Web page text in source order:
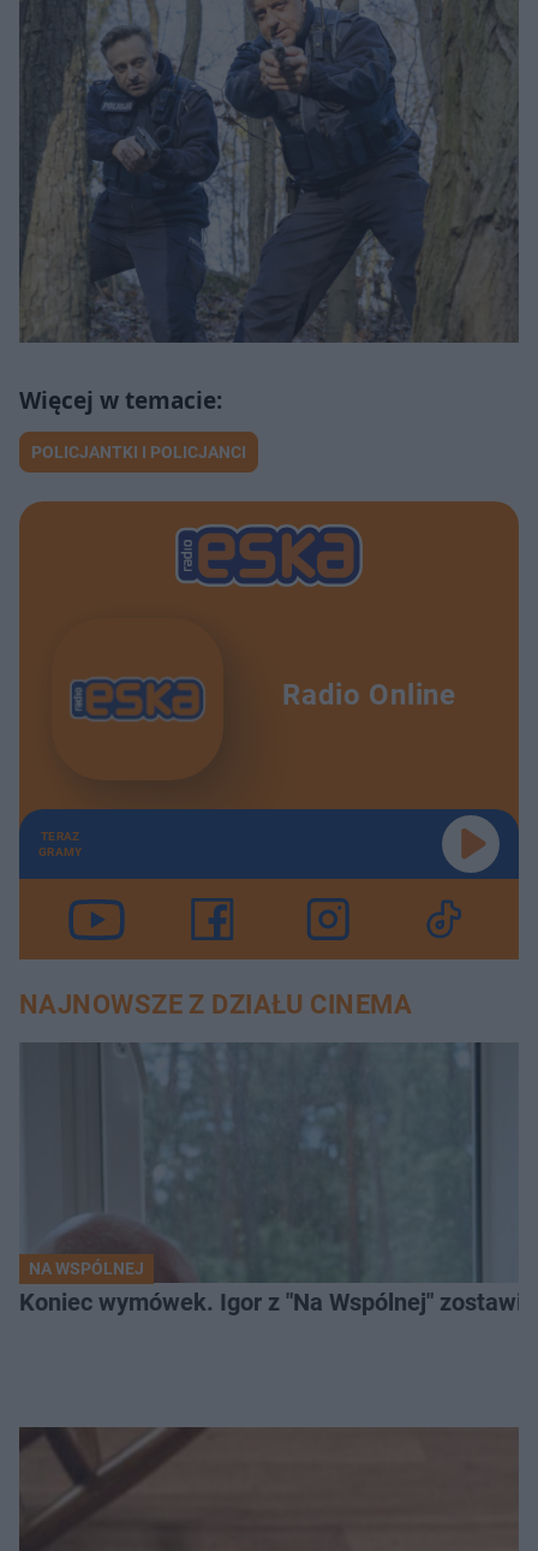
POLICJANTKI I POLICJANCI
Radio Online
TERAZ
GRAMY
NAJNOWSZE Z DZIAŁU CINEMA
NA WSPÓLNEJ
Koniec wymówek. Igor z "Na Wspólnej" zostawi